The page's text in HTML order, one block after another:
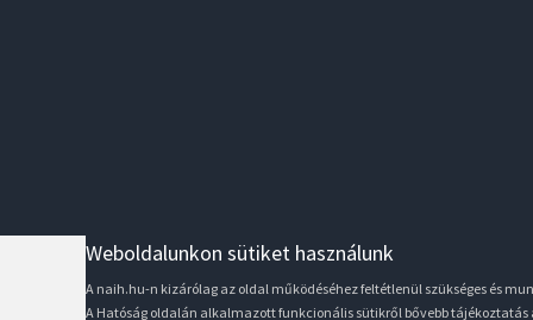
Weboldalunkon sütiket használunk
A naih.hu-n kizárólag az oldal működéséhez feltétlenül szükséges és
A Hatóság oldalán alkalmazott funkcionális sütikről bővebb